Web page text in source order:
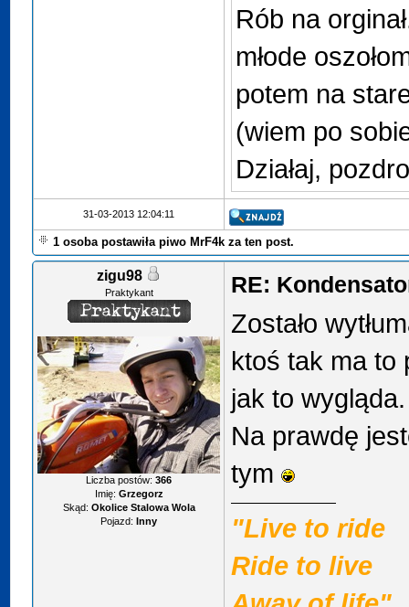
Rób na
młode
potem na
(wiem po
Działaj,
31-03-2013 12:04:11
1 osoba postawiła piwo MrF4k za ten post.
zigu98
Praktykant
Liczba postów:366
Imię: Grzegorz
Skąd: Okolice Stalowa Wola
Pojazd: Inny
RE:
Zostało
ktoś tak ma to
jak to
Na prawdę
tym
"Live to ride
Ride to live